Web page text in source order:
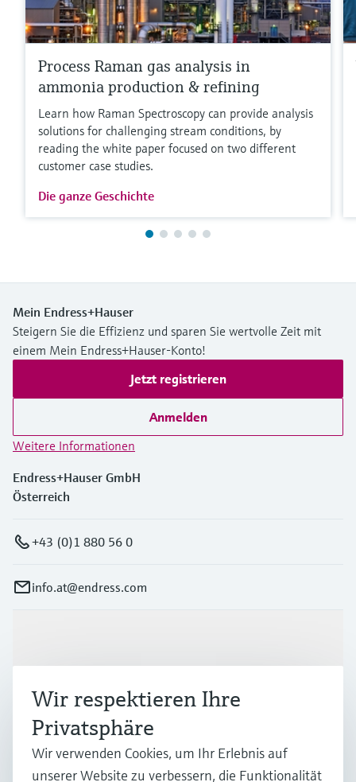
Process Raman gas analysis in
ammonia production & refining
Learn how Raman Spectroscopy can provide analysis
solutions for challenging stream conditions, by
reading the white paper focused on two different
customer case studies.
Die ganze Geschichte
Mein Endress+Hauser
Steigern Sie die Effizienz und sparen Sie wertvolle Zeit mit
einem Mein Endress+Hauser-Konto!
Jetzt registrieren
Anmelden
Weitere Informationen
Endress+Hauser GmbH
Österreich
+43 (0)1 880 56 0
info.at@endress.com
Branchen
Support
Wir respektieren Ihre
Privatsphäre
Wir verwenden Cookies, um Ihr Erlebnis auf
unserer Website zu verbessern, die Funktionalität